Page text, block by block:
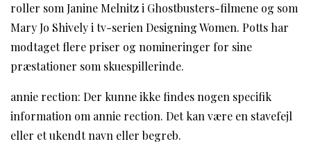
roller som Janine Melnitz i Ghostbusters-filmene og som
Mary Jo Shively i tv-serien Designing Women. Potts har
modtaget flere priser og nomineringer for sine
præstationer som skuespillerinde.
annie rection: Der kunne ikke findes nogen specifik
information om annie rection. Det kan være en stavefejl
eller et ukendt navn eller begreb.